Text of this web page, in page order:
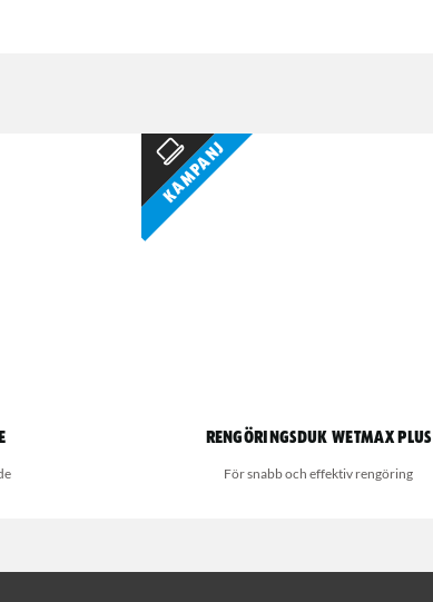
Kampanj
Rengöringsduk Wetmax Plus
För snabb och effektiv rengöring